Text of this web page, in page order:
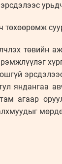
төвийн
яндангаа
агаар